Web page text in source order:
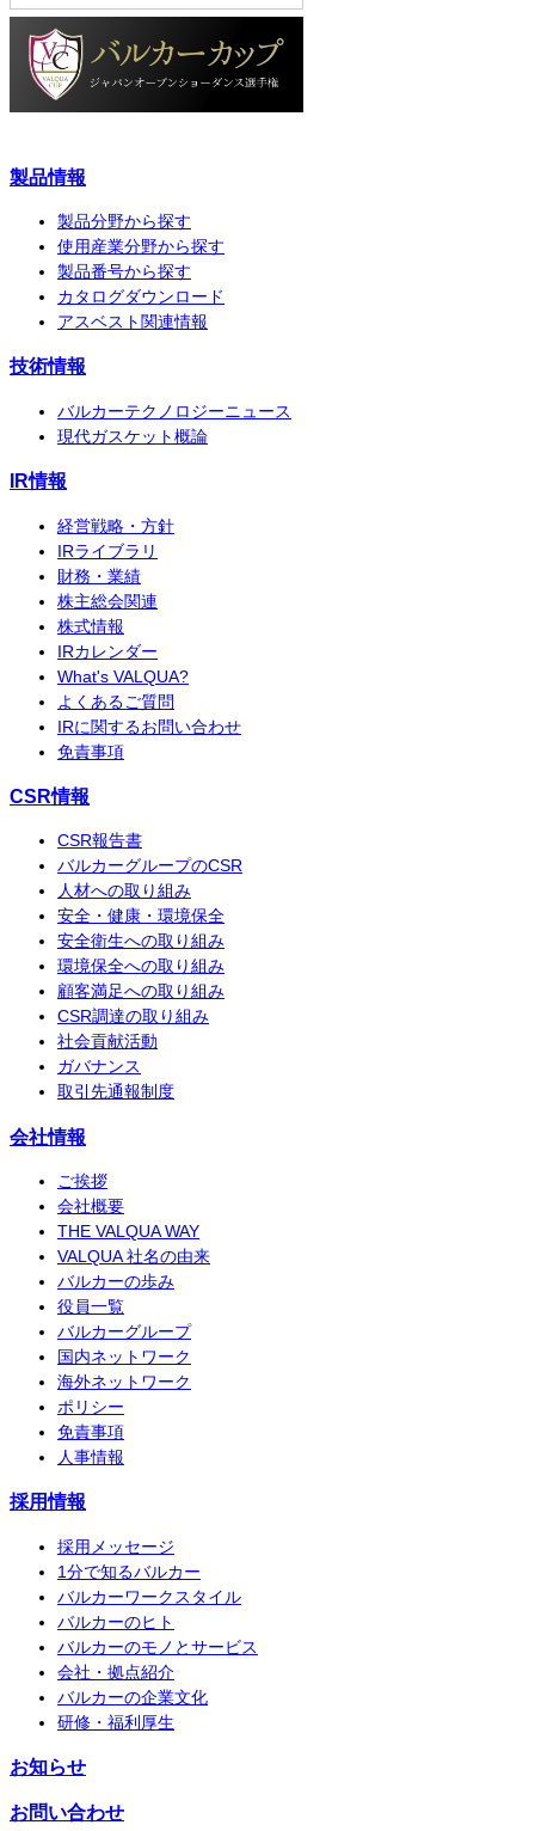
製品情報
製品分野から探す
使用産業分野から探す
製品番号から探す
カタログダウンロード
アスベスト関連情報
技術情報
バルカーテクノロジーニュース
現代ガスケット概論
IR情報
経営戦略・方針
IRライブラリ
財務・業績
株主総会関連
株式情報
IRカレンダー
What's VALQUA?
よくあるご質問
IRに関するお問い合わせ
免責事項
CSR情報
CSR報告書
バルカーグループのCSR
人材への取り組み
安全・健康・環境保全
安全衛生への取り組み
環境保全への取り組み
顧客満足への取り組み
CSR調達の取り組み
社会貢献活動
ガバナンス
取引先通報制度
会社情報
ご挨拶
会社概要
THE VALQUA WAY
VALQUA 社名の由来
バルカーの歩み
役員一覧
バルカーグループ
国内ネットワーク
海外ネットワーク
ポリシー
免責事項
人事情報
採用情報
採用メッセージ
1分で知るバルカー
バルカーワークスタイル
バルカーのヒト
バルカーのモノとサービス
会社・拠点紹介
バルカーの企業文化
研修・福利厚生
お知らせ
お問い合わせ